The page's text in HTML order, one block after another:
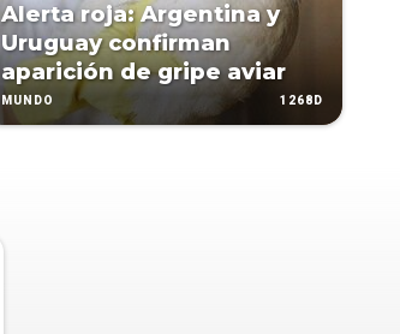
Alerta roja: Argentina y
Uruguay confirman
aparición de gripe aviar
MUNDO 1268D